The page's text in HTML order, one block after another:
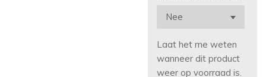
Laat het me weten
wanneer dit product
weer op voorraad is.